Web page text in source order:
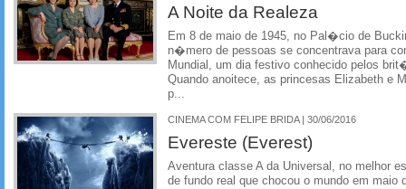
A Noite da Realeza
Em 8 de maio de 1945, no Pal�cio de
n�mero de pessoas se concentrava para
Mundial, um dia festivo conhecido pelos
Quando anoitece, as princesas Elizabeth e
p...
CINEMA COM FELIPE BRIDA | 30/06/2016
Evereste (Everest)
Aventura classe A da Universal, no melhor
de fundo real que chocou o mundo em maio